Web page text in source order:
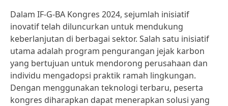
Dalam IF-G-BA Kongres 2024, sejumlah inisiatif
inovatif telah diluncurkan untuk mendukung
keberlanjutan di berbagai sektor. Salah satu inisiatif
utama adalah program pengurangan jejak karbon
yang bertujuan untuk mendorong perusahaan dan
individu mengadopsi praktik ramah lingkungan.
Dengan menggunakan teknologi terbaru, peserta
kongres diharapkan dapat menerapkan solusi yang